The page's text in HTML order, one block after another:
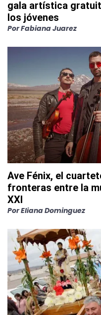
gala artística
los jóvenes
PorFabiana Juarez
Ave Fénix, el
fronteras entre la
XXI
PorEliana Dominguez